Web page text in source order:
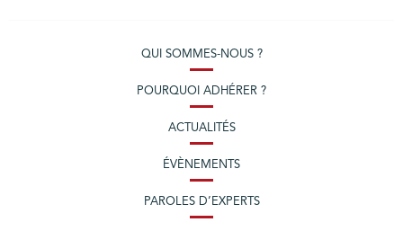
QUI SOMMES-NOUS ?
POURQUOI ADHÉRER ?
ACTUALITÉS
ÉVÈNEMENTS
PAROLES D’EXPERTS